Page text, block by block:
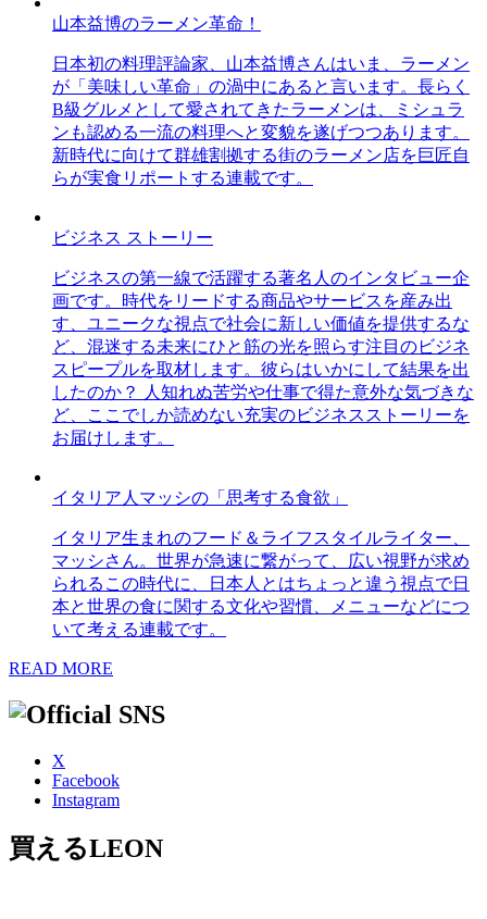
山本益博のラーメン革命！
日本初の料理評論家、山本益博さんはいま、ラーメン
が「美味しい革命」の渦中にあると言います。長らく
B級グルメとして愛されてきたラーメンは、ミシュラ
ンも認める一流の料理へと変貌を遂げつつあります。
新時代に向けて群雄割拠する街のラーメン店を巨匠自
らが実食リポートする連載です。
ビジネス ストーリー
ビジネスの第一線で活躍する著名人のインタビュー企
画です。時代をリードする商品やサービスを産み出
す、ユニークな視点で社会に新しい価値を提供するな
ど、混迷する未来にひと筋の光を照らす注目のビジネ
スピープルを取材します。彼らはいかにして結果を出
したのか？ 人知れぬ苦労や仕事で得た意外な気づきな
ど、ここでしか読めない充実のビジネスストーリーを
お届けします。
イタリア人マッシの「思考する食欲」
イタリア生まれのフード＆ライフスタイルライター、
マッシさん。世界が急速に繋がって、広い視野が求め
られるこの時代に、日本人とはちょっと違う視点で日
本と世界の食に関する文化や習慣、メニューなどにつ
いて考える連載です。
READ MORE
X
Facebook
Instagram
買えるLEON